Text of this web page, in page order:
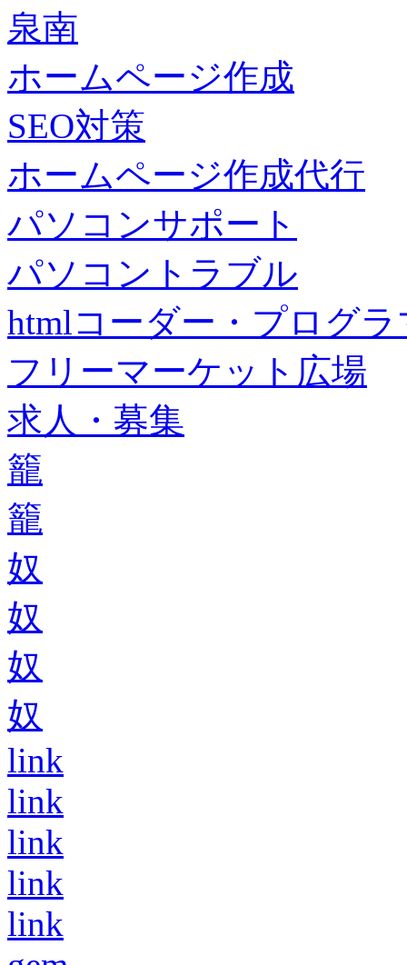
泉南
ホームページ作成
SEO対策
ホームページ作成代行
パソコンサポート
パソコントラブル
htmlコーダー・プログラ
フリーマーケット広場
求人・募集
籠
籠
奴
奴
奴
奴
link
link
link
link
link